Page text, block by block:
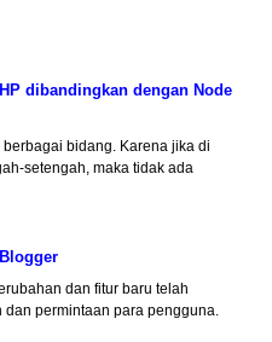
dibandingkan dengan Node
bidang. Karena jika di
setengah, maka tidak ada
dan fitur baru telah
permintaan para pengguna.